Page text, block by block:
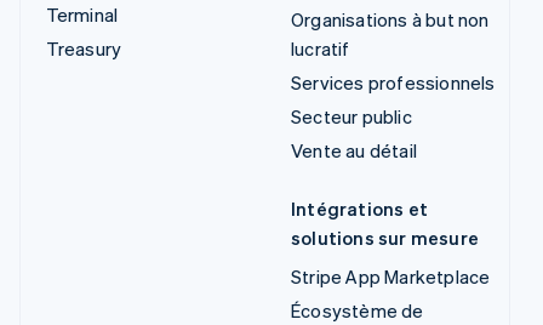
Terminal
Treasury
Organisations à but non
lucratif
Services professionnels
Secteur public
Vente au détail
Intégrations et
solutions sur mesure
Stripe App Marketplace
Écosystème de